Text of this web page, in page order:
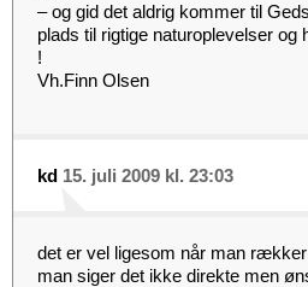
– og gid det aldrig kommer til
plads til rigtige naturoplevelser
!
Vh.Finn Olsen
kd 15. juli 2009 kl. 23:03
det er vel ligesom når man
man siger det ikke direkte men